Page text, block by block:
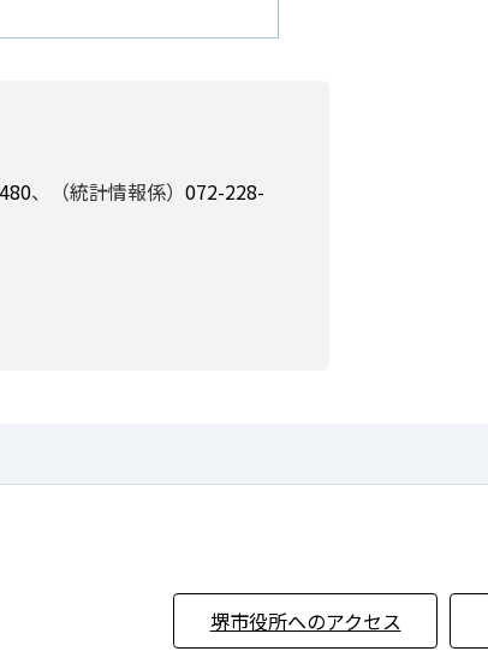
、（統計情報係） 072-228-
堺市役所へのアクセス